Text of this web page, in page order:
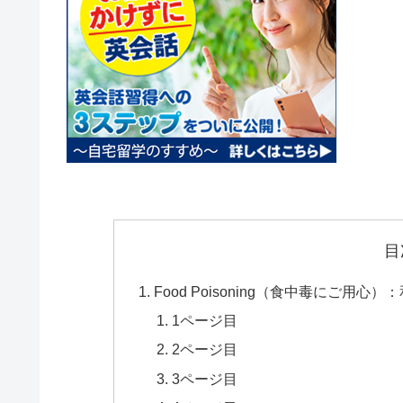
Food Poisoning（食中毒にご用心）：
1ページ目
2ページ目
3ページ目